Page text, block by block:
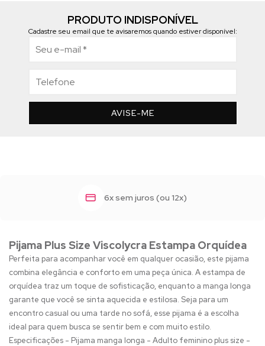
PRODUTO INDISPONÍVEL
Cadastre seu email que te avisaremos quando estiver disponível:
AVISE-ME
6x sem juros (ou 12x)
Pijama Plus Size Viscolycra Estampa Orquídea
Perfeita para acompanhar você em qualquer ocasião, este pijama
combina elegância e conforto em uma peça única. A estampa de
orquídea traz um toque de sofisticação, enquanto a manga longa
garante que você se sinta aquecida e estilosa. Seja para um
encontro casual ou uma tarde no sofá, esse pijama é a escolha
ideal para quem busca se sentir bem e com muito estilo.
Especificações - Pijama manga longa - Adulto feminino plus size -